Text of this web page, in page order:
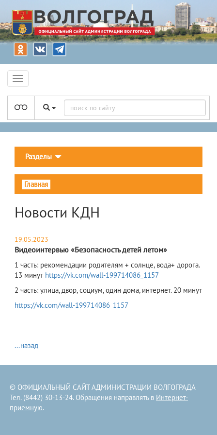
Разделы
Главная
Новости КДН
19.05.2023
Видеоинтервью «Безопасность детей летом»
1 часть: рекомендации родителям + солнце, вода+ дорога.
13 минут https://vk.com/wall-199714086_1157
2 часть: улица, двор, социум, один дома, интернет. 20 минут
https://vk.com/wall-199714086_1157
...назад
© ОФИЦИАЛЬНЫЙ САЙТ АДМИНИСТРАЦИИ ВОЛГОГРАДА
Тел. (8442) 30-13-24. Обращения направлять в Интернет-
приемную.